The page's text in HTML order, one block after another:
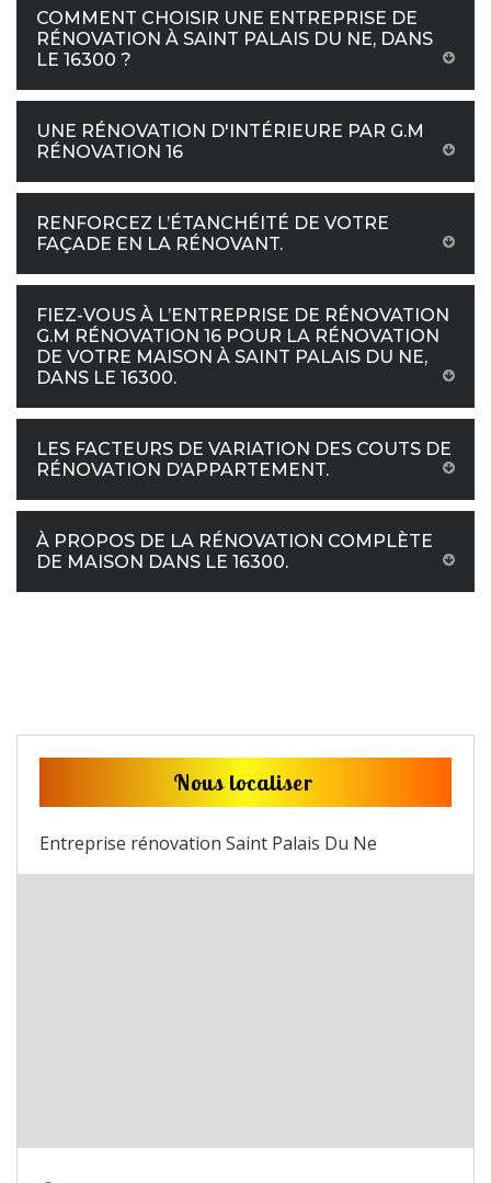
COMMENT CHOISIR UNE ENTREPRISE DE
RÉNOVATION À SAINT PALAIS DU NE, DANS
LE 16300 ?
UNE RÉNOVATION D'INTÉRIEURE PAR G.M
RÉNOVATION 16
RENFORCEZ L’ÉTANCHÉITÉ DE VOTRE
FAÇADE EN LA RÉNOVANT.
FIEZ-VOUS À L’ENTREPRISE DE RÉNOVATION
G.M RÉNOVATION 16 POUR LA RÉNOVATION
DE VOTRE MAISON À SAINT PALAIS DU NE,
DANS LE 16300.
LES FACTEURS DE VARIATION DES COUTS DE
RÉNOVATION D’APPARTEMENT.
À PROPOS DE LA RÉNOVATION COMPLÈTE
DE MAISON DANS LE 16300.
Nous localiser
Entreprise rénovation Saint Palais Du Ne